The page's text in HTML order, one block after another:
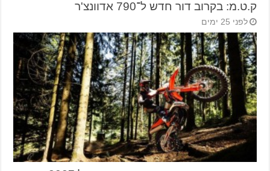
ק.ט.מ: בקרוב דור חדש ל־790 אדוונצ'ר
לפני 25 ימים